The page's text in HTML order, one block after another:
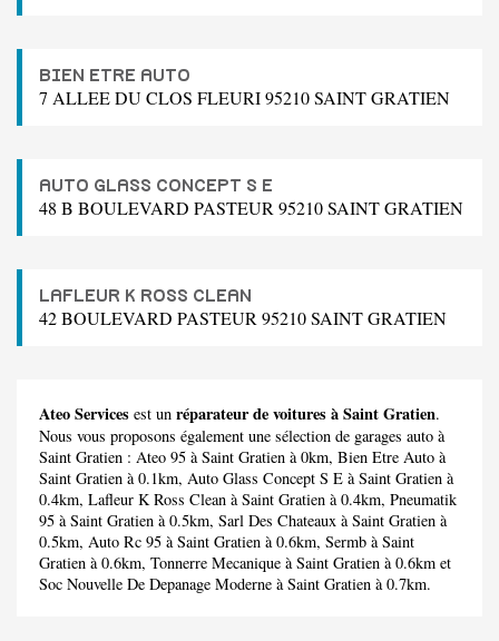
BIEN ETRE AUTO
7 ALLEE DU CLOS FLEURI 95210 SAINT GRATIEN
AUTO GLASS CONCEPT S E
48 B BOULEVARD PASTEUR 95210 SAINT GRATIEN
LAFLEUR K ROSS CLEAN
42 BOULEVARD PASTEUR 95210 SAINT GRATIEN
Ateo Services est un réparateur de voitures à Saint Gratien.
Nous vous proposons également une sélection de garages auto à
Saint Gratien : Ateo 95 à Saint Gratien à 0km, Bien Etre Auto à
Saint Gratien à 0.1km, Auto Glass Concept S E à Saint Gratien à
0.4km, Lafleur K Ross Clean à Saint Gratien à 0.4km, Pneumatik
95 à Saint Gratien à 0.5km, Sarl Des Chateaux à Saint Gratien à
0.5km, Auto Rc 95 à Saint Gratien à 0.6km, Sermb à Saint
Gratien à 0.6km, Tonnerre Mecanique à Saint Gratien à 0.6km et
Soc Nouvelle De Depanage Moderne à Saint Gratien à 0.7km.